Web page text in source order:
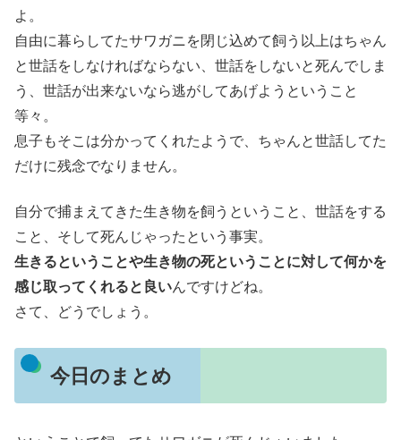
よ。
自由に暮らしてたサワガニを閉じ込めて飼う以上はちゃん
と世話をしなければならない、世話をしないと死んでしま
う、世話が出来ないなら逃がしてあげようということ
等々。
息子もそこは分かってくれたようで、ちゃんと世話してた
だけに残念でなりません。
自分で捕まえてきた生き物を飼うということ、世話をする
こと、そして死んじゃったという事実。
生きるということや生き物の死ということに対して何かを
感じ取ってくれると良いんですけどね。
さて、どうでしょう。
今日のまとめ